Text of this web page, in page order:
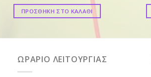
ΠΡΟΣΘΗΚΗ ΣΤΟ ΚΑΛΑΘΙ
ΩΡΑΡΙΟ ΛΕΙΤΟΥΡΓΙΑΣ